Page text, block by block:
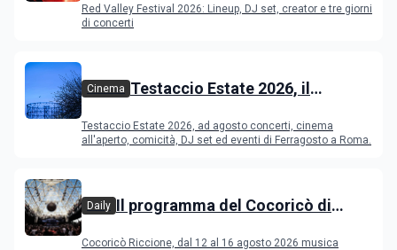
Red Valley Festival 2026: Lineup, DJ set, creator e tre giorni
di concerti
Cinema Testaccio Estate 2026, il
Ferragosto
Testaccio Estate 2026, ad agosto concerti, cinema
all'aperto, comicità, DJ set ed eventi di Ferragosto a Roma.
Daily Il programma del Cocoricò di
Cocoricò Riccione, dal 12 al 16 agosto 2026 musica